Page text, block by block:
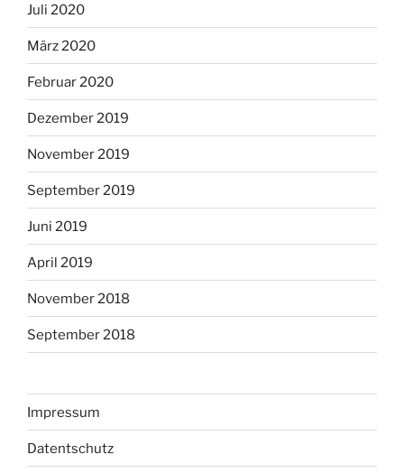
Juli 2020
März 2020
Februar 2020
Dezember 2019
November 2019
September 2019
Juni 2019
April 2019
November 2018
September 2018
Impressum
Datentschutz